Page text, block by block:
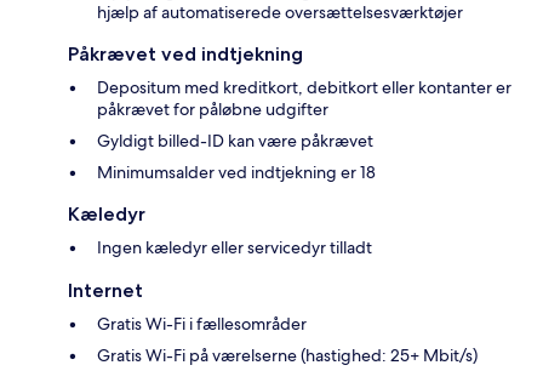
hjælp af automatiserede oversættelsesværktøjer
Påkrævet ved indtjekning
Depositum med kreditkort, debitkort eller kontanter er
påkrævet for påløbne udgifter
Gyldigt billed-ID kan være påkrævet
Minimumsalder ved indtjekning er 18
Kæledyr
Ingen kæledyr eller servicedyr tilladt
Internet
Gratis Wi-Fi i fællesområder
Gratis Wi-Fi på værelserne (hastighed: 25+ Mbit/s)